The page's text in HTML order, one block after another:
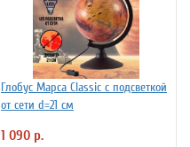
Глобус Марса Classic с подсветкой
от сети d=21 см
1 090 р.